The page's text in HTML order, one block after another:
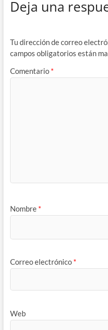
Deja una
Tu dirección de correo
campos obligatorios están
Comentario *
Nombre *
Correo electrónico *
Web